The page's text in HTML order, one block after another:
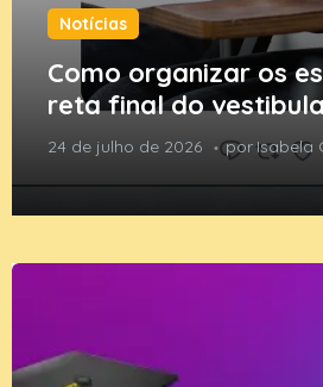
Notícias
Como organizar os
reta final do
24 de julho de 2026 porIsabela